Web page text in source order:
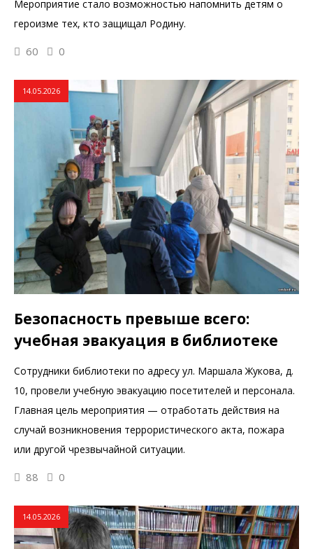
Мероприятие стало возможностью напомнить детям о
героизме тех, кто защищал Родину.
60 0
14.05.2026
Безопасность превыше всего:
учебная эвакуация в библиотеке
Сотрудники библиотеки по адресу ул. Маршала Жукова, д.
10, провели учебную эвакуацию посетителей и персонала.
Главная цель мероприятия — отработать действия на
случай возникновения террористического акта, пожара
или другой чрезвычайной ситуации.
88 0
14.05.2026